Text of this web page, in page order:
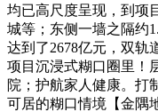
均已高尺度呈现，到项
城等；东侧一墙之隔约
达到了2678亿元，双轨
项目沉浸式糊口圈里！
院；护航家人健康。打
可居的糊口情境【金隅